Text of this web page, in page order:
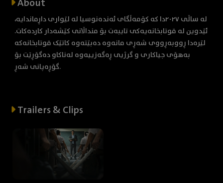
About
لە ساڵی ٢٠٢٧دا کە کۆمەڵگای ئەندەنوسیا لە لێواری داڕماندایە،
ئێدوین لە قوتابخانەیەکی تایبەت بۆ منداڵانی کێشەدار کاردەکات.
لێرەدا ڕووبەڕووی شەڕی مانەوە دەبێتەوە کاتێک قوتابخانەکە
بەهۆی جیاکاری و گرژیی ڕەگەزییەوە لەناکاو دەگۆڕێت بۆ
گۆڕەپانی شەڕ.
Trailers & Clips